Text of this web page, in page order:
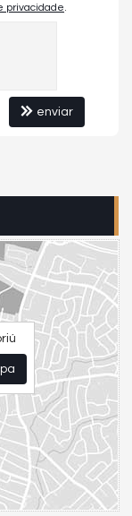
privacidade
enviar